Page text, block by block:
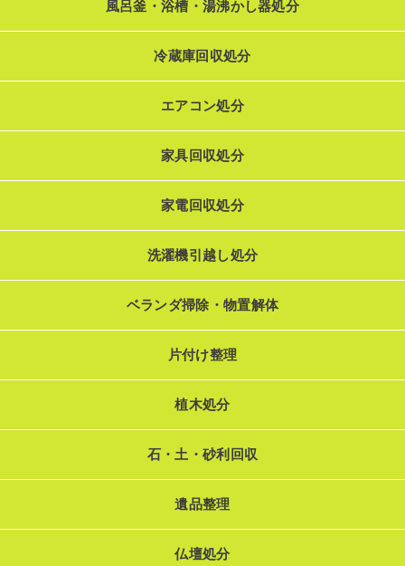
風呂釜・浴槽・湯沸かし器処分
冷蔵庫回収処分
エアコン処分
家具回収処分
家電回収処分
洗濯機引越し処分
ベランダ掃除・物置解体
片付け整理
植木処分
石・土・砂利回収
遺品整理
仏壇処分